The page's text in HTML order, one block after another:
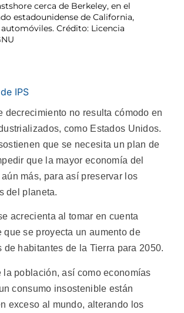
cerca de Berkeley, en el
estadounidense de California,
Crédito: Licencia
IPS
decrecimiento no resulta cómodo en
como Estados Unidos.
que se necesita un plan de
que la mayor economía del
más, para así preservar los
del planeta.
acrecienta al tomar en cuenta
que se proyecta un aumento de
de habitantes de la Tierra para 2050.
la población, así como economías
consumo insostenible están
exceso al mundo, alterando los